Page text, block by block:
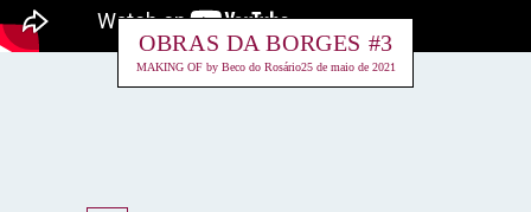
OBRAS DA BORGES #3
MAKING OF by Beco do Rosário25 de maio de 2021